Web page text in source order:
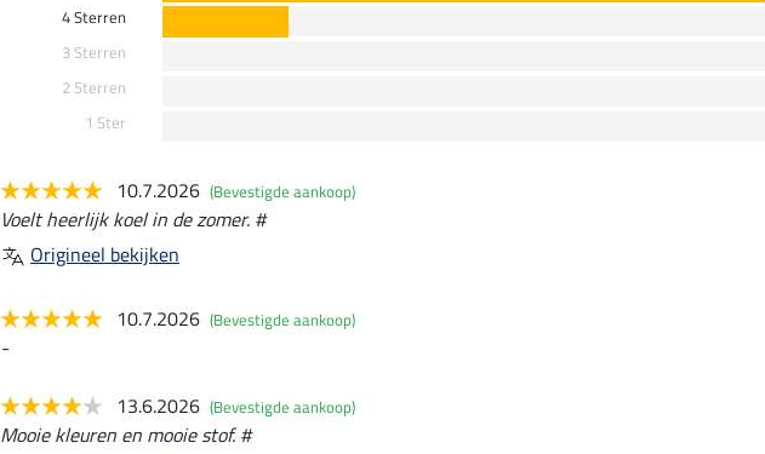
4 Sterren
3 Sterren
2 Sterren
1 Ster
10.7.2026 (Bevestigde aankoop)
Voelt heerlijk koel in de zomer. #
Origineel bekijken
10.7.2026 (Bevestigde aankoop)
-
13.6.2026 (Bevestigde aankoop)
Mooie kleuren en mooie stof. #